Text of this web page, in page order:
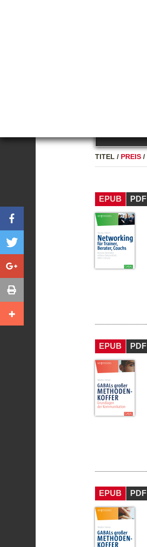
TITEL / PREIS /
EPUB
PDF
EPUB PDF
EPUB PDF